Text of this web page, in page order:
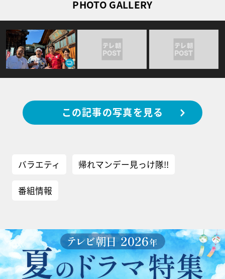
PHOTO GALLERY
この記事の写真を見る
バラエティ 帰れマンデー見っけ隊!!
番組情報